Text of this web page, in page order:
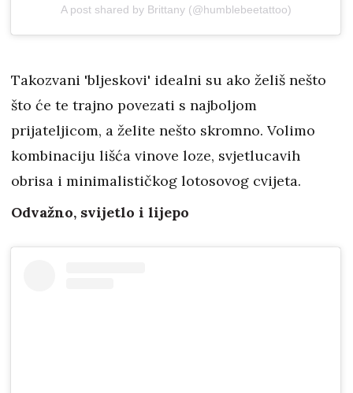
A post shared by Brittany (@humblebeetattoo)
Takozvani 'bljeskovi' idealni su ako želiš nešto
što će te trajno povezati s najboljom
prijateljicom, a želite nešto skromno. Volimo
kombinaciju lišća vinove loze, svjetlucavih
obrisa i minimalističkog lotosovog cvijeta.
Odvažno, svijetlo i lijepo